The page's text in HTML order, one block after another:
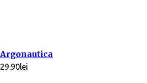
Argonautica
29.90lei